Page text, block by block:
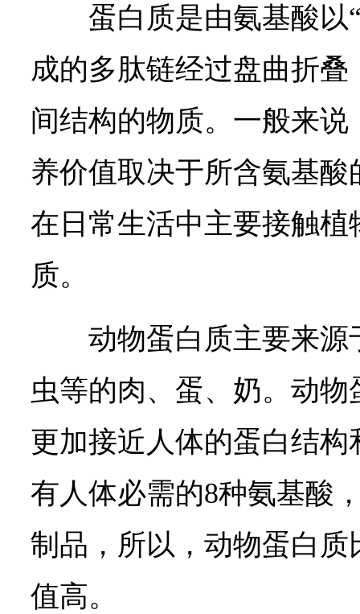
蛋白质是由氨基酸以
成的多肽链经过盘曲折
间结构的物质。一般来
养价值取决于所含氨基
在日常生活中主要接触
质。
动物蛋白质主要来
虫等的肉、蛋、奶。动
更加接近人体的蛋白结
有人体必需的8种氨基酸
制品，所以，动物蛋白
值高。